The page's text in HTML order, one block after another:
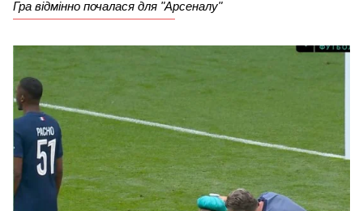
Гра відмінно почалася для "Арсеналу"